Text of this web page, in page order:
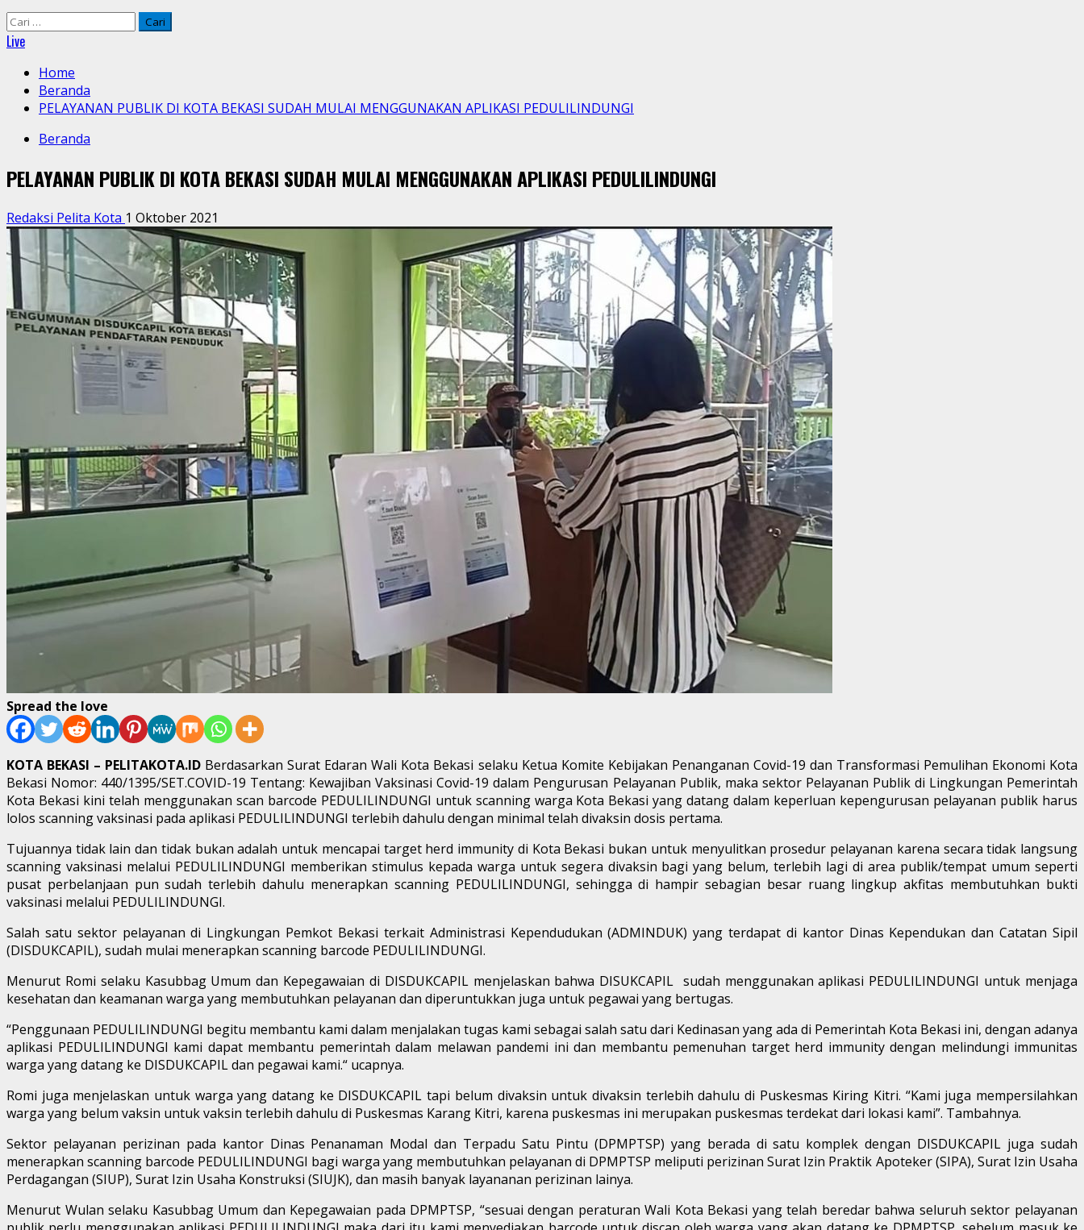
Cari
untuk:
Live
Home
Beranda
PELAYANAN PUBLIK DI KOTA BEKASI SUDAH MULAI MENGGUNAKAN APLIKASI PEDULILINDUNGI
Beranda
PELAYANAN PUBLIK DI KOTA BEKASI SUDAH MULAI MENGGUNAKAN APLIKASI PEDULILINDUNGI
Redaksi Pelita Kota 1 Oktober 2021
Spread the love
KOTA BEKASI – PELITAKOTA.ID Berdasarkan Surat Edaran Wali Kota Bekasi selaku Ketua Komite Kebijakan Penanganan Covid-19 dan Transformasi Pemulihan Ekonomi Kota
Bekasi Nomor: 440/1395/SET.COVID-19 Tentang: Kewajiban Vaksinasi Covid-19 dalam Pengurusan Pelayanan Publik, maka sektor Pelayanan Publik di Lingkungan Pemerintah
Kota Bekasi kini telah menggunakan scan barcode PEDULILINDUNGI untuk scanning warga Kota Bekasi yang datang dalam keperluan kepengurusan pelayanan publik harus
lolos scanning vaksinasi pada aplikasi PEDULILINDUNGI terlebih dahulu dengan minimal telah divaksin dosis pertama.
Tujuannya tidak lain dan tidak bukan adalah untuk mencapai target herd immunity di Kota Bekasi bukan untuk menyulitkan prosedur pelayanan karena secara tidak langsung
scanning vaksinasi melalui PEDULILINDUNGI memberikan stimulus kepada warga untuk segera divaksin bagi yang belum, terlebih lagi di area publik/tempat umum seperti
pusat perbelanjaan pun sudah terlebih dahulu menerapkan scanning PEDULILINDUNGI, sehingga di hampir sebagian besar ruang lingkup akfitas membutuhkan bukti
vaksinasi melalui PEDULILINDUNGI.
Salah satu sektor pelayanan di Lingkungan Pemkot Bekasi terkait Administrasi Kependudukan (ADMINDUK) yang terdapat di kantor Dinas Kependukan dan Catatan Sipil
(DISDUKCAPIL), sudah mulai menerapkan scanning barcode PEDULILINDUNGI.
Menurut Romi selaku Kasubbag Umum dan Kepegawaian di DISDUKCAPIL menjelaskan bahwa DISUKCAPIL sudah menggunakan aplikasi PEDULILINDUNGI untuk menjaga
kesehatan dan keamanan warga yang membutuhkan pelayanan dan diperuntukkan juga untuk pegawai yang bertugas.
“Penggunaan PEDULILINDUNGI begitu membantu kami dalam menjalakan tugas kami sebagai salah satu dari Kedinasan yang ada di Pemerintah Kota Bekasi ini, dengan adanya
aplikasi PEDULILINDUNGI kami dapat membantu pemerintah dalam melawan pandemi ini dan membantu pemenuhan target herd immunity dengan melindungi immunitas
warga yang datang ke DISDUKCAPIL dan pegawai kami.“ ucapnya.
Romi juga menjelaskan untuk warga yang datang ke DISDUKCAPIL tapi belum divaksin untuk divaksin terlebih dahulu di Puskesmas Kiring Kitri. “Kami juga mempersilahkan
warga yang belum vaksin untuk vaksin terlebih dahulu di Puskesmas Karang Kitri, karena puskesmas ini merupakan puskesmas terdekat dari lokasi kami”. Tambahnya.
Sektor pelayanan perizinan pada kantor Dinas Penanaman Modal dan Terpadu Satu Pintu (DPMPTSP) yang berada di satu komplek dengan DISDUKCAPIL juga sudah
menerapkan scanning barcode PEDULILINDUNGI bagi warga yang membutuhkan pelayanan di DPMPTSP meliputi perizinan Surat Izin Praktik Apoteker (SIPA), Surat Izin Usaha
Perdagangan (SIUP), Surat Izin Usaha Konstruksi (SIUJK), dan masih banyak layananan perizinan lainya.
Menurut Wulan selaku Kasubbag Umum dan Kepegawaian pada DPMPTSP, “sesuai dengan peraturan Wali Kota Bekasi yang telah beredar bahwa seluruh sektor pelayanan